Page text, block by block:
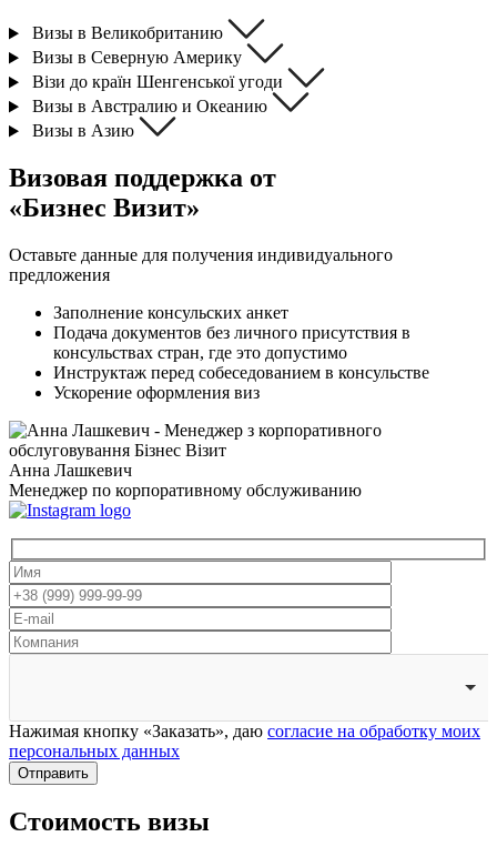
Визы в Великобританию
Визы в Северную Америку
Візи до країн Шенгенської угоди
Визы в Австралию и Океанию
Визы в Азию
Визовая поддержка от
«Бизнес Визит»
Оставьте данные для получения индивидуального
предложения
Заполнение консульских анкет
Подача документов без личного присутствия в
консульствах стран, где это допустимо
Инструктаж перед собеседованием в консульстве
Ускорение оформления виз
Анна Лашкевич
Менеджер по корпоративному обслуживанию
Нажимая кнопку «Заказать», даю согласие на обработку моих
персональных данных
Отправить
Стоимость визы